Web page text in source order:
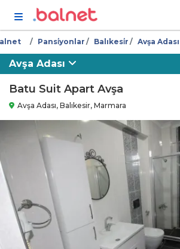
Pansi̇yonlar Balıkesi̇r Avşa Adası
Avşa Adası
Batu Suit Apart Avşa
Avşa Adası, Balıkesir, Marmara